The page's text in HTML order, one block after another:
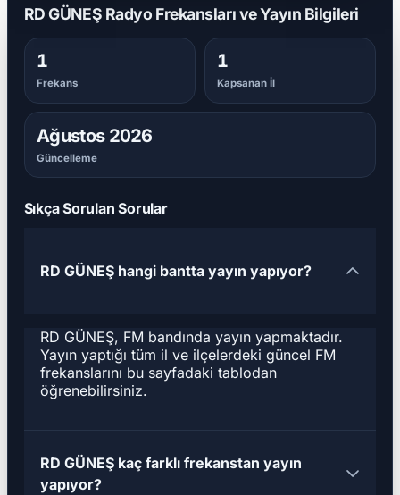
RD GÜNEŞ Radyo Frekansları ve Yayın Bilgileri
1
Frekans
1
Kapsanan İl
Ağustos 2026
Güncelleme
Sıkça Sorulan Sorular
RD GÜNEŞ hangi bantta yayın yapıyor?
RD GÜNEŞ, FM bandında yayın yapmaktadır.
Yayın yaptığı tüm il ve ilçelerdeki güncel FM
frekanslarını bu sayfadaki tablodan
öğrenebilirsiniz.
RD GÜNEŞ kaç farklı frekanstan yayın
yapıyor?